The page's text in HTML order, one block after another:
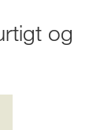
og